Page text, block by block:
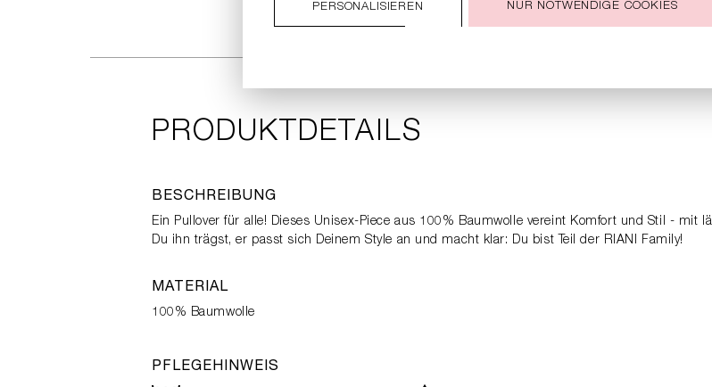
PRODUKTDETAILS
BESCHREIBUNG
Ein Pullover für alle! Dieses Unisex-Piece aus 100% Baumwolle vereint Komfort und Stil - mit
Du ihn trägst, er passt sich Deinem Style an und macht klar: Du bist Teil der RIANI Family!
MATERIAL
100% Baumwolle
PFLEGEHINWEIS
PERSONALISIEREN NUR NOTWENDIGE COOKIES